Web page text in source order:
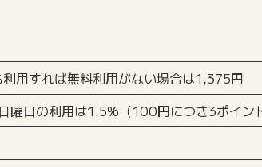
用すれば無料利用がない場合は1,375円
日の利用は1.5%（100円につき3ポイン